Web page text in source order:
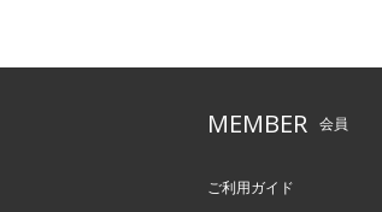
MEMBER 会員
ご利用ガイド